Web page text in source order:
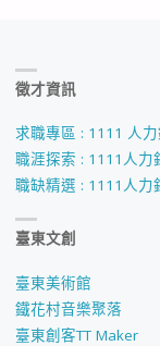
徵才資訊
求職專區 : 1111 人
職涯探索 : 1111人力
職缺精選 : 1111人力
臺東文創
臺東美術館
鐵花村音樂聚落
臺東創客TT Maker